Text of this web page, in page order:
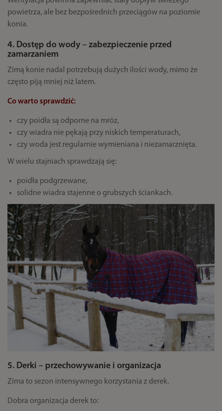
powietrza, ale bez bezpośrednich przeciągów na poziomie
konia.
4. Dostęp do wody – zabezpieczenie przed
zamarzaniem
Zimą konie nadal potrzebują dużych ilości wody, mimo że
często piją mniej niż latem.
Co warto sprawdzić:
czy poidła są odporne na mróz,
czy wiadra nie pękają przy niskich temperaturach,
czy woda jest regularnie wymieniana i niezamarznięta.
W wielu stajniach sprawdzają się:
poidła podgrzewane,
solidne wiadra stajenne o grubszych ściankach.
5. Derki – przechowywanie i organizacja
Zima to sezon intensywnego korzystania z derek.
Dobra organizacja derek to: